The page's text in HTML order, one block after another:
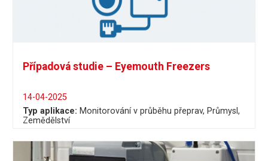
Případová studie – Eyemouth Freezers
14-04-2025
Typ aplikace: Monitorování v průběhu přeprav Průmysl
Zemědělství